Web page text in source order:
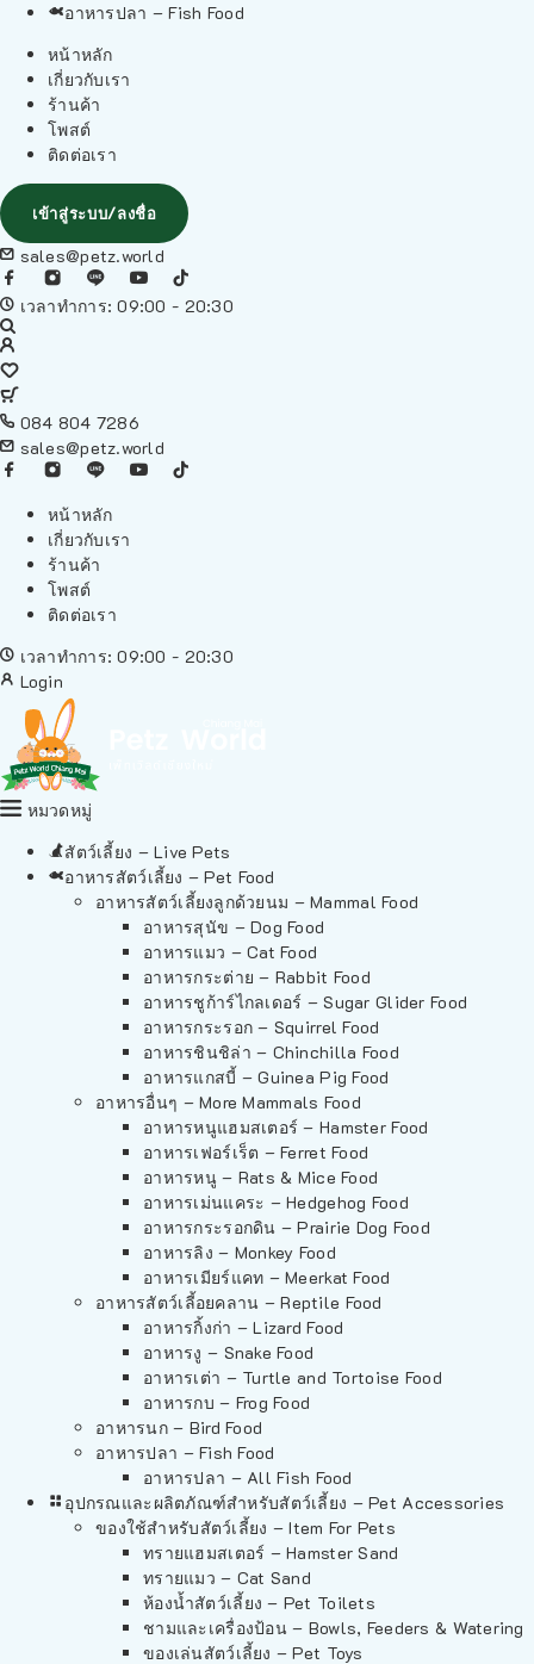
อาหารปลา – Fish Food
หน้าหลัก
เกี่ยวกับเรา
ร้านค้า
โพสต์
ติดต่อเรา
เข้าสู่ระบบ/ลงชื่อ
sales@petz.world
เวลาทำการ: 09:00 - 20:30
084 804 7286
sales@petz.world
หน้าหลัก
เกี่ยวกับเรา
ร้านค้า
โพสต์
ติดต่อเรา
เวลาทำการ: 09:00 - 20:30
Login
หมวดหมู่
สัตว์เลี้ยง – Live Pets
อาหารสัตว์เลี้ยง – Pet Food
อาหารสัตว์เลี้ยงลูกด้วยนม – Mammal Food
อาหารสุนัข – Dog Food
อาหารแมว – Cat Food
อาหารกระต่าย – Rabbit Food
อาหารชูก้าร์ไกลเดอร์ – Sugar Glider Food
อาหารกระรอก – Squirrel Food
อาหารชินชิล่า – Chinchilla Food
อาหารแกสบี้ – Guinea Pig Food
อาหารอื่นๆ – More Mammals Food
อาหารหนูแฮมสเตอร์ – Hamster Food
อาหารเฟอร์เร็ต – Ferret Food
อาหารหนู – Rats & Mice Food
อาหารเม่นแคระ – Hedgehog Food
อาหารกระรอกดิน – Prairie Dog Food
อาหารลิง – Monkey Food
อาหารเมียร์แคท – Meerkat Food
อาหารสัตว์เลี้อยคลาน – Reptile Food
อาหารกิ้งก่า – Lizard Food
อาหารงู – Snake Food
อาหารเต่า – Turtle and Tortoise Food
อาหารกบ – Frog Food
อาหารนก – Bird Food
อาหารปลา – Fish Food
อาหารปลา – All Fish Food
อุปกรณและผลิตภัณฑ์สำหรับสัตว์เลี้ยง – Pet Accessories
ของใช้สำหรับสัตว์เลี้ยง – Item For Pets
ทรายแฮมสเตอร์ – Hamster Sand
ทรายแมว – Cat Sand
ห้องน้ำสัตว์เลี้ยง – Pet Toilets
ชามและเครื่องป้อน – Bowls, Feeders & Watering
ของเล่นสัตว์เลี้ยง – Pet Toys